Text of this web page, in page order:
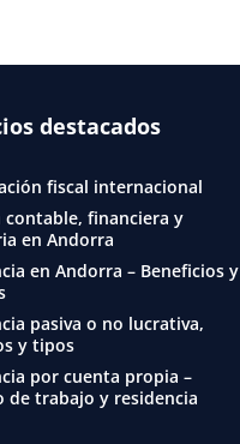
destacados
fiscal internacional
contable, financiera y
en Andorra
en Andorra – Beneficios y
pasiva o no lucrativa,
y tipos
por cuenta propia –
de trabajo y residencia